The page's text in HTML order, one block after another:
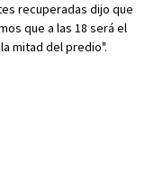
recuperadas dijo que
que a las 18 será el
mitad del predio".